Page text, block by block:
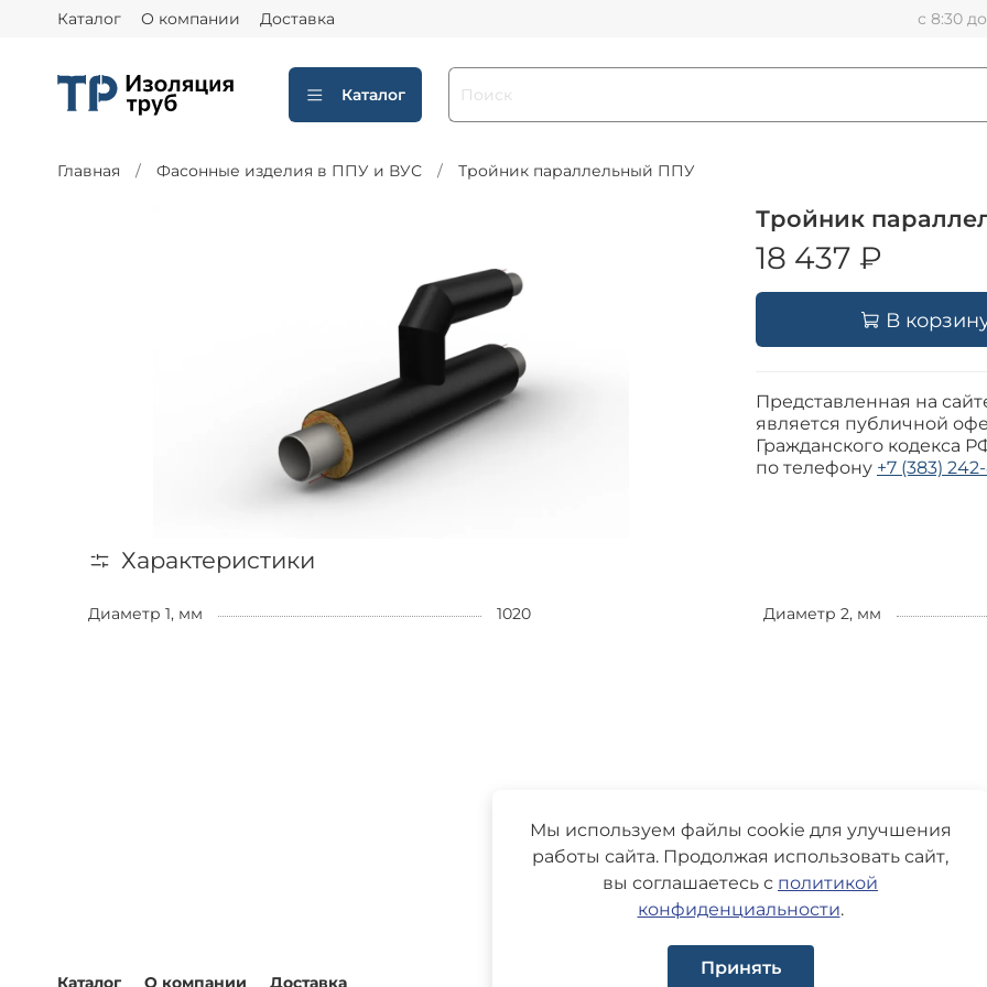
Каталог О компании Доставка с 8:30
Каталог
Главная Фасонные изделия в ППУ и ВУС Тройник параллельный ППУ
Тройник
18 437 ₽
В
Представленная на
является публичной
Гражданского кодекса
по телефону +7 (383)
Характеристики
Диаметр 1, мм 1020 Диаметр 2, мм
Каталог О компании Доставка
Мы используем файлы cookie для улучшения
работы сайта. Продолжая использовать сайт,
вы соглашаетесь с политикой
конфиденциальности.
Принять